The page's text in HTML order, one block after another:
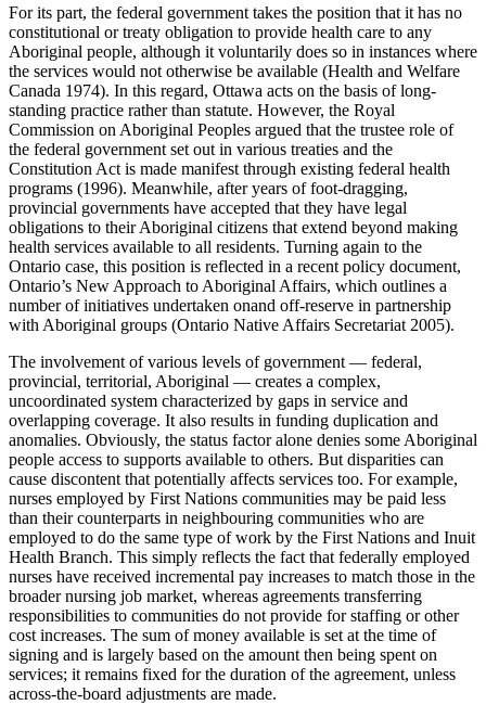
For its part, the federal government takes the position that it has no
constitutional or treaty obligation to provide health care to any
Aboriginal people, although it voluntarily does so in instances where
the services would not otherwise be available (Health and Welfare
Canada 1974). In this regard, Ottawa acts on the basis of long-
standing practice rather than statute. However, the Royal
Commission on Aboriginal Peoples argued that the trustee role of
the federal government set out in various treaties and the
Constitution Act is made manifest through existing federal health
programs (1996). Meanwhile, after years of foot-dragging,
provincial governments have accepted that they have legal
obligations to their Aboriginal citizens that extend beyond making
health services available to all residents. Turning again to the
Ontario case, this position is reflected in a recent policy document,
Ontario’s New Approach to Aboriginal Affairs, which outlines a
number of initiatives undertaken onand off-reserve in partnership
with Aboriginal groups (Ontario Native Affairs Secretariat 2005).
The involvement of various levels of government — federal,
provincial, territorial, Aboriginal — creates a complex,
uncoordinated system characterized by gaps in service and
overlapping coverage. It also results in funding duplication and
anomalies. Obviously, the status factor alone denies some Aboriginal
people access to supports available to others. But disparities can
cause discontent that potentially affects services too. For example,
nurses employed by First Nations communities may be paid less
than their counterparts in neighbouring communities who are
employed to do the same type of work by the First Nations and Inuit
Health Branch. This simply reflects the fact that federally employed
nurses have received incremental pay increases to match those in the
broader nursing job market, whereas agreements transferring
responsibilities to communities do not provide for staffing or other
cost increases. The sum of money available is set at the time of
signing and is largely based on the amount then being spent on
services; it remains fixed for the duration of the agreement, unless
across-the-board adjustments are made.